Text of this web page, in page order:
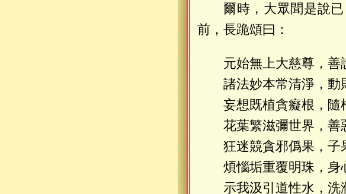
爾時，大眾聞是說
前，長跪頌曰：
元始無上大慈尊，善
諸法妙本常清淨，動
妄想既植貪癡根，隨
花葉繁滋彌世界，善
狂迷競貪邪僞果，子
煩惱垢重覆明珠，身
示我汲引道性水，洗